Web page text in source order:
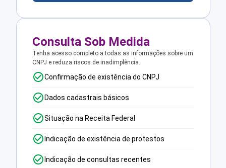
Consulta Sob Medida
Tenha acesso completo a todas as informações sobre um
CNPJ e reduza riscos de inadimplência.
Confirmação de existência do CNPJ
Dados cadastrais básicos
Situação na Receita Federal
Indicação de existência de protestos
Indicação de consultas recentes